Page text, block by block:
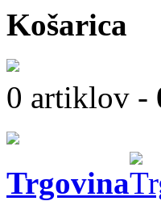
Košarica
0 artiklov -
Trgovina